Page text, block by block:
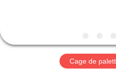
CONTROL
Cage de